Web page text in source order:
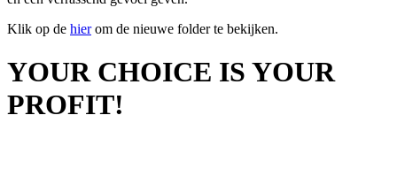
Klik op de hierom de nieuwe folder te bekijken.
YOUR CHOICE IS YOUR
PROFIT!